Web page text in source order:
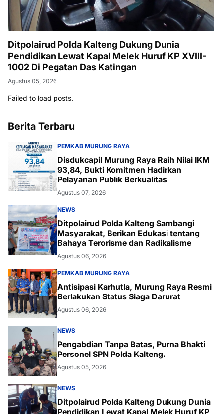
Ditpolairud Polda Kalteng Dukung Dunia
Pendidikan Lewat Kapal Melek Huruf KP XVIII-
1002 Di Pegatan Das Katingan
Agustus 05, 2026
Failed to load posts.
Berita Terbaru
PEMKAB MURUNG RAYA
Disdukcapil Murung Raya Raih Nilai IKM
93,84, Bukti Komitmen Hadirkan
Pelayanan Publik Berkualitas
Agustus 07, 2026
NEWS
Ditpolairud Polda Kalteng Sambangi
Masyarakat, Berikan Edukasi tentang
Bahaya Terorisme dan Radikalisme
Agustus 06, 2026
PEMKAB MURUNG RAYA
Antisipasi Karhutla, Murung Raya Resmi
Berlakukan Status Siaga Darurat
Agustus 06, 2026
NEWS
Pengabdian Tanpa Batas, Purna Bhakti
Personel SPN Polda Kalteng.
Agustus 05, 2026
NEWS
Ditpolairud Polda Kalteng Dukung Dunia
Pendidikan Lewat Kapal Melek Huruf KP